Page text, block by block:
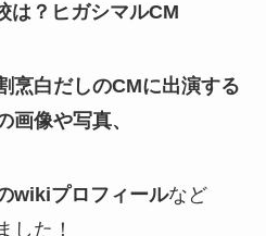
は？ヒガシマルCM
烹白だしのCMに出演する
画像や写真、
wikiプロフィールなど
した！